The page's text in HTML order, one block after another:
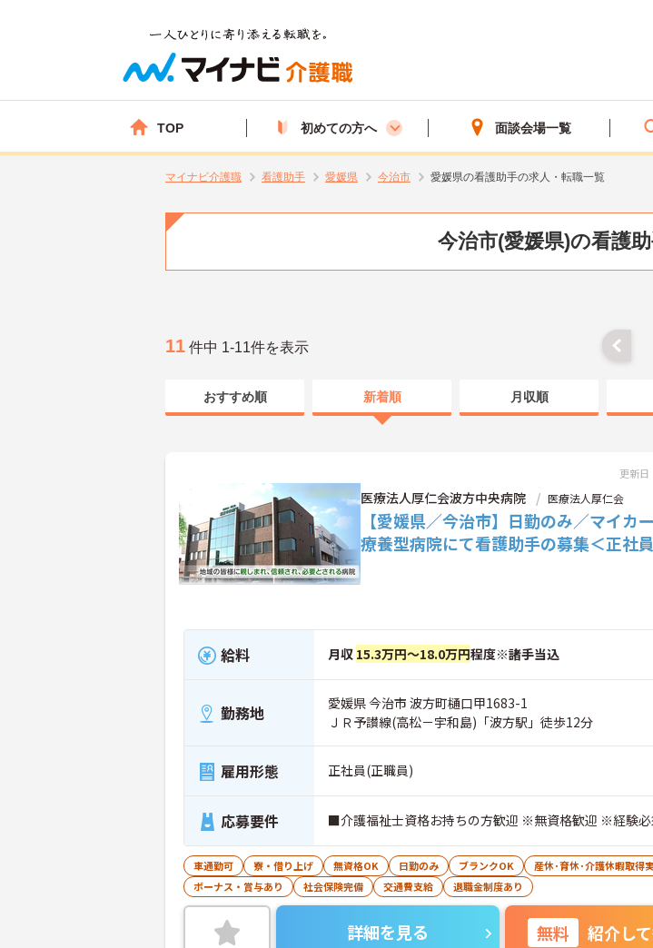
TOP 初めての方へ 面談会場一覧
マイナビ介護職 看護助手 愛媛県 今治市 愛媛県の看護助手の求人・転職一覧
今治市(愛媛県)の看護
11 件中 1-11件を表示
おすすめ順 新着順 月収順
更新日
医療法人厚仁会波方中央病院 医療法人厚仁会
【愛媛県／今治市】日勤のみ／マイカ
療養型病院にて看護助手の募集＜正社
給料 月収 15.3万円～18.0万円程度※諸手当込
勤務地
愛媛県 今治市 波方町樋口甲1683-1
ＪＲ予讃線(高松－宇和島)「波方駅」徒歩12分
雇用形態 正社員(正職員)
応募要件 ■介護福祉士資格お持ちの方歓迎 ※無資格歓迎 ※経験必
車通勤可 寮・借り上げ 無資格OK 日勤のみ ブランクOK
産休･育休･介護休暇取得
ボーナス・賞与あり
社会保険完備 交通費支給 退職金制度あり
詳細を見る 無料 紹介し